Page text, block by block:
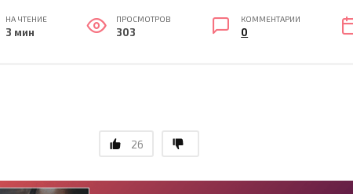
НА ЧТЕНИЕ
3 мин
ПРОСМОТРОВ
303
КОММЕНТАРИИ
0
26